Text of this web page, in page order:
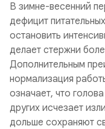
В зимне-весенний
дефицит
остановить
делает стержни
Дополнительным
нормализация
означает, что
других исчезает
дольше сохраняют